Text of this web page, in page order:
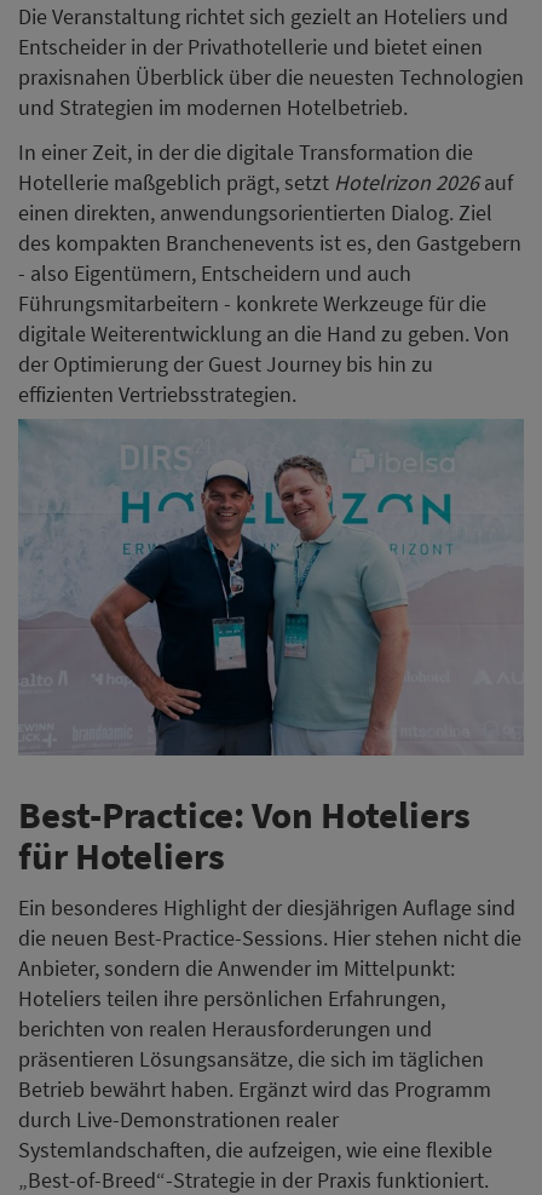
Die Veranstaltung richtet sich gezielt an Hoteliers und
Entscheider in der Privathotellerie und bietet einen
praxisnahen Überblick über die neuesten Technologien
und Strategien im modernen Hotelbetrieb.
In einer Zeit, in der die digitale Transformation die
Hotellerie maßgeblich prägt, setzt Hotelrizon 2026auf
einen direkten, anwendungsorientierten Dialog. Ziel
des kompakten Branchenevents ist es, den Gastgebern
- also Eigentümern, Entscheidern und auch
Führungsmitarbeitern - konkrete Werkzeuge für die
digitale Weiterentwicklung an die Hand zu geben. Von
der Optimierung der Guest Journey bis hin zu
effizienten Vertriebsstrategien.
Best-Practice: Von Hoteliers
für Hoteliers
Ein besonderes Highlight der diesjährigen Auflage sind
die neuen Best-Practice-Sessions. Hier stehen nicht die
Anbieter, sondern die Anwender im Mittelpunkt:
Hoteliers teilen ihre persönlichen Erfahrungen,
berichten von realen Herausforderungen und
präsentieren Lösungsansätze, die sich im täglichen
Betrieb bewährt haben. Ergänzt wird das Programm
durch Live-Demonstrationen realer
Systemlandschaften, die aufzeigen, wie eine flexible
„Best-of-Breed“-Strategie in der Praxis funktioniert.